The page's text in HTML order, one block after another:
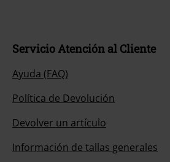
Servicio Atención al Cliente
Ayuda (FAQ)
Política de Devolución
Devolver un artículo
Información de tallas generales